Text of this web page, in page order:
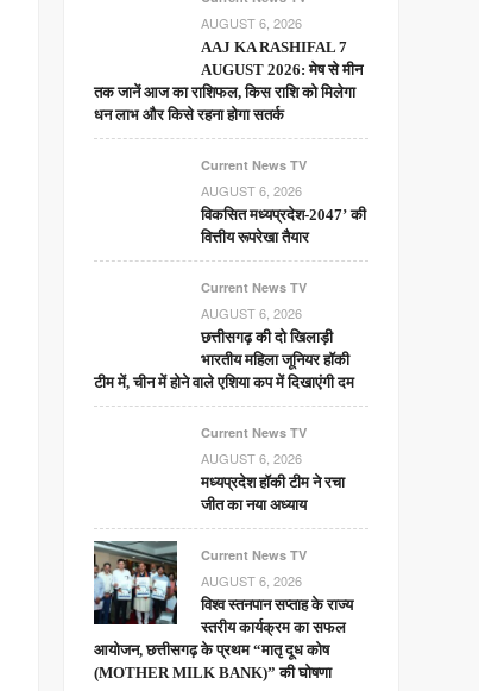
AUGUST 6, 2026
AAJ KA RASHIFAL 7
AUGUST 2026: मेष से मीन
तक जानें आज का राशिफल, किस राशि को मिलेगा
धन लाभ और किसे रहना होगा सतर्क
Current News TV
AUGUST 6, 2026
विकसित मध्यप्रदेश-2047’ की
वित्तीय रूपरेखा तैयार
Current News TV
AUGUST 6, 2026
छत्तीसगढ़ की दो खिलाड़ी
भारतीय महिला जूनियर हॉकी
टीम में, चीन में होने वाले एशिया कप में दिखाएंगी दम
Current News TV
AUGUST 6, 2026
मध्यप्रदेश हॉकी टीम ने रचा
जीत का नया अध्याय
Current News TV
AUGUST 6, 2026
विश्व स्तनपान सप्ताह के राज्य
स्तरीय कार्यक्रम का सफल
आयोजन, छत्तीसगढ़ के प्रथम “मातृ दूध कोष
(MOTHER MILK BANK)” की घोषणा